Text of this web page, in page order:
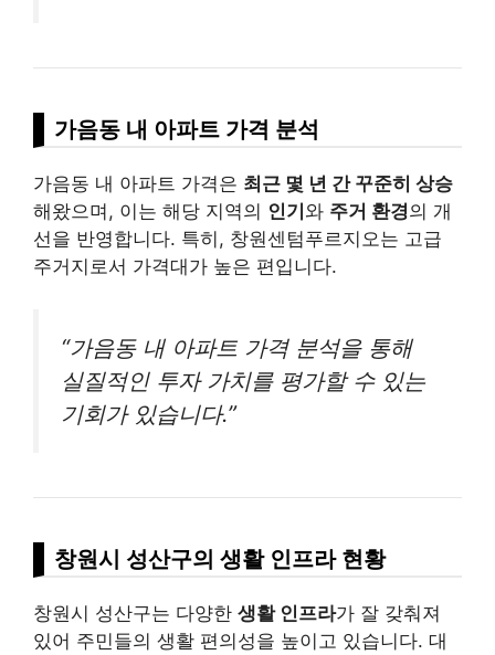
가음동 내 아파트 가격 분석
가음동 내 아파트 가격은 최근 몇 년 간 꾸준히 상승
해왔으며, 이는 해당 지역의 인기 와 주거 환경의 개
선을 반영합니다. 특히, 창원센텀푸르지오는 고급
주거지로서 가격대가 높은 편입니다.
“가음동 내 아파트 가격 분석을 통해
실질적인 투자 가치를 평가할 수 있는
기회가 있습니다.”
창원시 성산구의 생활 인프라 현황
창원시 성산구는 다양한 생활 인프라가 잘 갖춰져
있어 주민들의 생활 편의성을 높이고 있습니다. 대